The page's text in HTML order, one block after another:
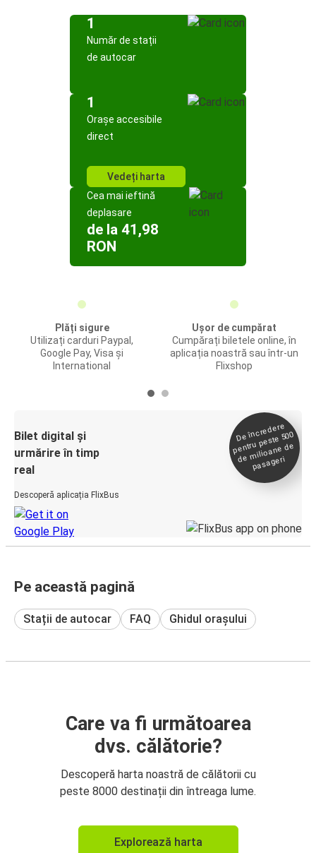
1
Număr de stații
de autocar
1
Orașe accesibile
direct
Vedeți harta
Cea mai ieftină
deplasare
de la 41,98
RON
Plăți sigure
Utilizați carduri Paypal,
Google Pay, Visa și
International
Ușor de cumpărat
Cumpărați biletele online, în
aplicația noastră sau într-un
Flixshop
Bilet digital și
urmărire în timp
real
Descoperă aplicația FlixBus
De încredere
pentru peste 500
de
milioane de
pasageri
Pe această pagină
Stații de autocar FAQ Ghidul orașului
Care va fi următoarea
dvs. călătorie?
Descoperă harta noastră de călătorii cu
peste 8000 destinații din întreaga lume.
Explorează harta